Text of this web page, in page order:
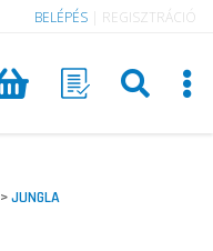
BELÉPÉS REGISZTRÁCIÓ
>JUNGLA